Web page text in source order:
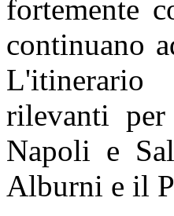
fortemente
continuano
L'itinerario
rilevanti
Napoli e
Alburni e il